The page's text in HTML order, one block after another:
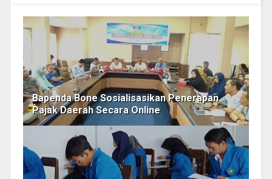
Bapenda Bone Sosialisasikan Penerapan
Pajak Daerah Secara Online